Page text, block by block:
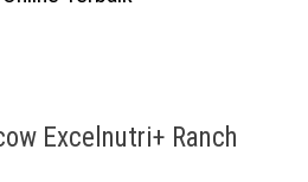
Excelnutri+ Ranch